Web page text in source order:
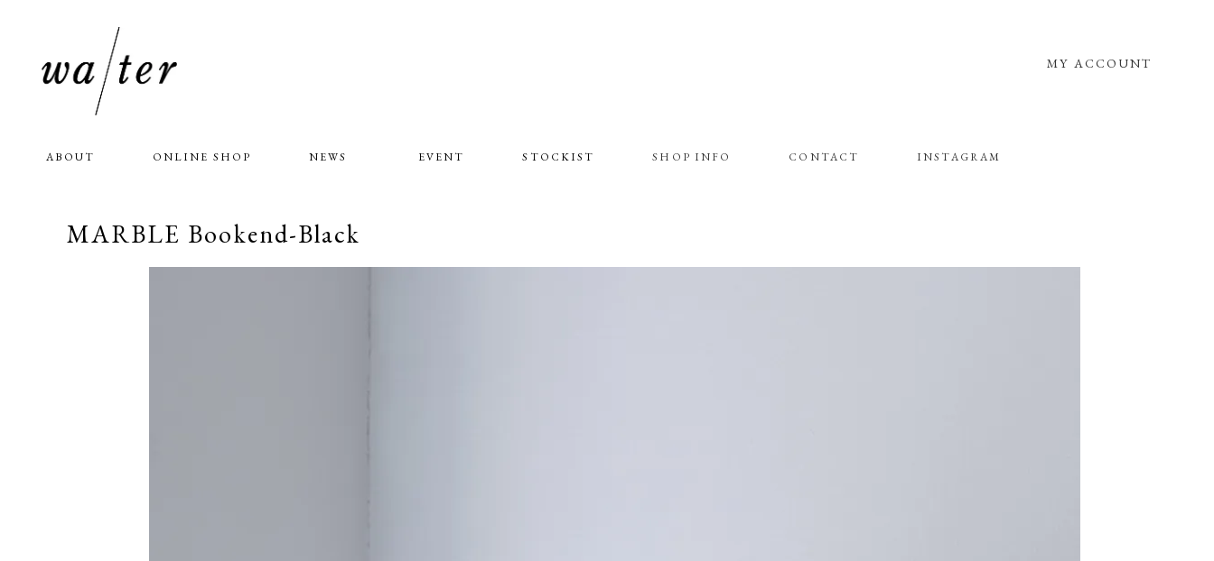
MY ACCOUNT
ABOUT ONLINE SHOP NEWS EVENT STOCKIST SHOP INFO CONTACT INSTAGRAM
MARBLE Bookend-Black